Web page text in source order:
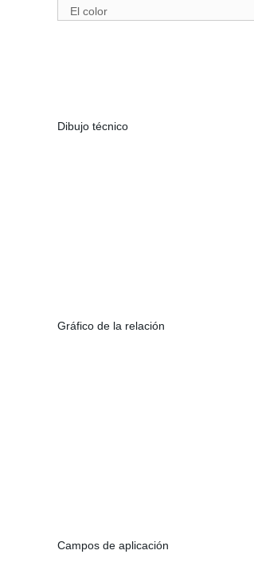
El color
Dibujo técnico
Gráfico de la relación
Campos de aplicación